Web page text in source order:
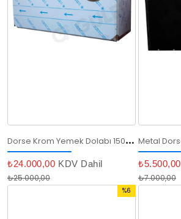
D
orse Krom Yemek Dolabı 150 cm
₺24.000,00 KDV Dahil
₺25.000,00
₺5.500,00
₺7.000,00
%6